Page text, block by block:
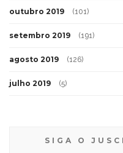
outubro 2019 (101)
setembro 2019 (191)
agosto 2019 (126)
julho 2019 (5)
SIGA O